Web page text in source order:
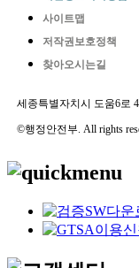
사이트맵
저작권보호정책
찾아오시는길
세종특별자치시 도움6로
©행정안전부. All